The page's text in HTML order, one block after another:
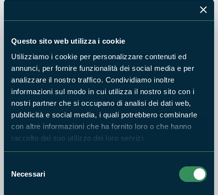
Questo sito web utilizza i cookie
Utilizziamo i cookie per personalizzare contenuti ed
annunci, per fornire funzionalità dei social media e per
analizzare il nostro traffico. Condividiamo inoltre
informazioni sul modo in cui utilizza il nostro sito con i
nostri partner che si occupano di analisi dei dati web,
pubblicità e social media, i quali potrebbero combinarle
con altre informazioni che ha fornito loro o che hanno
raccolto dal suo utilizzo dei loro servizi.
delNecessari
Campotosto
Difficoltà:
EE
5h e 30m
PARCO NAZIONALE GRAN SASSO E MONTI
DELLA LAGA
CAI 364 Villa San Cipriano -
Ponte Rionero Cornillo Nuovo